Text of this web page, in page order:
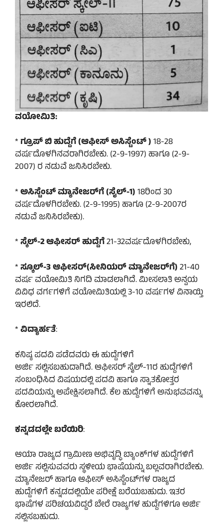
ವಯೋಮಿತಿ:
*ಗ್ರೂಪ್ ಬಿ ಹುದ್ದೆಗೆ (ಆಫೀಸ್ ಅಸಿಸ್ಟೆಂಟ್ )18-28
ವರ್ಷದೊಳಗಿನವರಾಗಿರಬೇಕು. (2-9-1997) ಹಾಗೂ (2-9-
2007) ರ ನಡುವೆ ಜನಿಸಿರಬೇಕು.
*ಅಸಿಸ್ಟೆಂಟ್ ಮ್ಯಾನೇಜರ್‌ಗೆ (ಸೈಲ್-1)18ರಿಂದ 30
ವರ್ಷದೊಳಗಿರಬೇಕು. (2-9-1995) ಹಾಗೂ (2-9-2007ರ
ನಡುವೆ ಜನಿಸಿರಬೇಕು).
*ಸ್ಕೆಲ್-2 ಆಫೀಸರ್ ಹುದ್ದೆಗೆ21-32ವರ್ಷದೊಳಗಿರಬೇಕು,
*ಸ್ಕೂಲ್-3 ಆಫೀಸರ್(ಸೀನಿಯರ್ ಮ್ಯಾನೇಜರ್‌ಗೆ)21-40
ವರ್ಷ ವಯೋಮಿತಿ ನಿಗದಿ ಮಾಡಲಾಗಿದೆ. ಮೀಸಲಾತಿ ಅನ್ವಯ
ವಿವಿಧ ವರ್ಗಗಳಿಗೆ ವಯೋಮಿತಿಯಲ್ಲಿ 3-10 ವರ್ಷಗಳ ವಿನಾಯ್ತಿ
ಇರಲಿದೆ.
*ವಿದ್ಯಾರ್ಹತೆ:
ಕನಿಷ್ಠ ಪದವಿ ಪಡೆದವರು ಈ ಹುದ್ದೆಗಳಿಗೆ
ಅರ್ಜಿ ಸಲ್ಲಿಸಬಹುದಾಗಿದೆ. ಆಫೀಸರ್ ಸೈಲ್-11ರ ಹುದ್ದೆಗಳಿಗೆ
ಸಂಬಂಧಿಸಿದ ವಿಷಯದಲ್ಲಿ ಪದವಿ ಹಾಗೂ ಸ್ನಾತಕೋತ್ತರ
ಪದವಿಯನ್ನು ಅಪೇಕ್ಷಿಸಲಾಗಿದೆ. ಕೆಲ ಹುದ್ದೆಗಳಿಗೆ ಅನುಭವವನ್ನು
ಕೋರಲಾಗಿದೆ.
ಕನ್ನಡದಲ್ಲೇ ಬರೆಯಿರಿ:
ಆಯಾ ರಾಜ್ಯದ ಗ್ರಾಮೀಣ ಅಭಿವೃದ್ಧಿ ಬ್ಯಾಂಕ್‌ಗಳ ಹುದ್ದೆಗಳಿಗೆ
ಅರ್ಜಿ ಸಲ್ಲಿಸುವವರು ಸ್ಥಳೀಯ ಭಾಷೆಯನ್ನು ಬಲ್ಲವರಾಗಿರಬೇಕು.
ಮ್ಯಾನೇಜ‌ರ್ ಹಾಗೂ ಆಫೀಸ್ ಅಸಿಸ್ಟೆಂಟ್‌ಗಳ ರಾಜ್ಯದ
ಹುದ್ದೆಗಳಿಗೆ ಕನ್ನಡದಲ್ಲಿಯೇ ಪರೀಕ್ಷೆ ಬರೆಯಬಹುದು. ಇತರ
ಭಾಷೆಗಳ ಪರಿಚಯವಿದ್ದರೆ ಬೇರೆ ರಾಜ್ಯಗಳ ಹುದ್ದೆಗಳಿಗೂ ಅರ್ಜಿ
ಸಲ್ಲಿಸಬಹುದು.